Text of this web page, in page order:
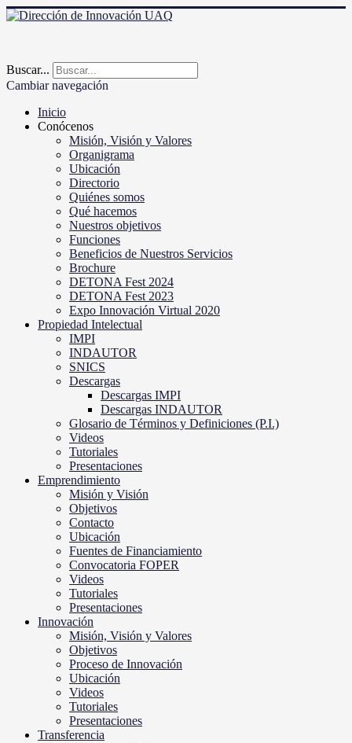
Buscar...
Cambiar navegación
Inicio
Conócenos
Misión, Visión y Valores
Organigrama
Ubicación
Directorio
Quiénes somos
Qué hacemos
Nuestros objetivos
Funciones
Beneficios de Nuestros Servicios
Brochure
DETONA Fest 2024
DETONA Fest 2023
Expo Innovación Virtual 2020
Propiedad Intelectual
IMPI
INDAUTOR
SNICS
Descargas
Descargas IMPI
Descargas INDAUTOR
Glosario de Términos y Definiciones (P.I.)
Videos
Tutoriales
Presentaciones
Emprendimiento
Misión y Visión
Objetivos
Contacto
Ubicación
Fuentes de Financiamiento
Convocatoria FOPER
Videos
Tutoriales
Presentaciones
Innovación
Misión, Visión y Valores
Objetivos
Proceso de Innovación
Ubicación
Videos
Tutoriales
Presentaciones
Transferencia